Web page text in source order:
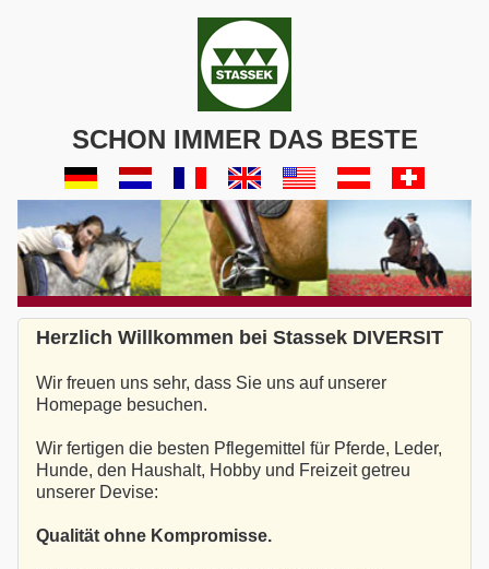
SCHON IMMER DAS BESTE
Herzlich Willkommen bei Stassek DIVERSIT
Wir freuen uns sehr, dass Sie uns auf unserer
Homepage besuchen.
Wir fertigen die besten Pflegemittel für Pferde, Leder,
Hunde, den Haushalt, Hobby und Freizeit getreu
unserer Devise:
Qualität ohne Kompromisse.